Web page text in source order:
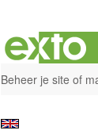
Beheer je site of